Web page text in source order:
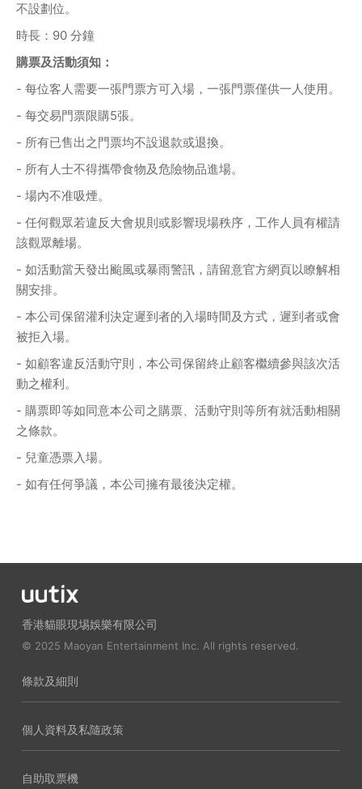
不設劃位。
時長：90 分鐘
購票及活動須知：
- 每位客人需要一張門票方可入場，一張門票僅供一人使用。
- 每交易門票限購5張。
- 所有已售出之門票均不設退款或退換。
- 所有人士不得攜帶食物及危險物品進場。
- 場內不准吸煙。
- 任何觀眾若違反大會規則或影響現場秩序，工作人員有權請
該觀眾離場。
- 如活動當天發出颱風或暴雨警訊，請留意官方網頁以瞭解相
關安排。
- 本公司保留灌利決定遲到者的入場時間及方式，遲到者或會
被拒入場。
- 如顧客違反活動守則，本公司保留終止顧客檵續參與該次活
動之權利。
- 購票即等如同意本公司之購票、活動守則等所有就活動相關
之條款。
- 兒童憑票入場。
- 如有任何爭議，本公司擁有最後決定權。
香港貓眼現埸娛樂有限公司
© 2025 Maoyan Entertainment Inc. All rights reserved.
條款及細則
個人資料及私隨政策
自助取票機